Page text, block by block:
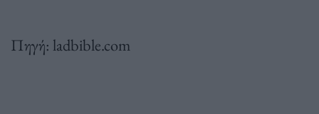
Πηγή: ladbible.com